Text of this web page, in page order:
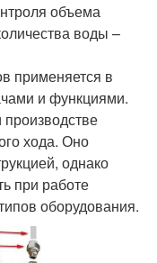
объема
воды –
применяется в
и функциями.
хода. Оно
однако
при работе
оборудования.